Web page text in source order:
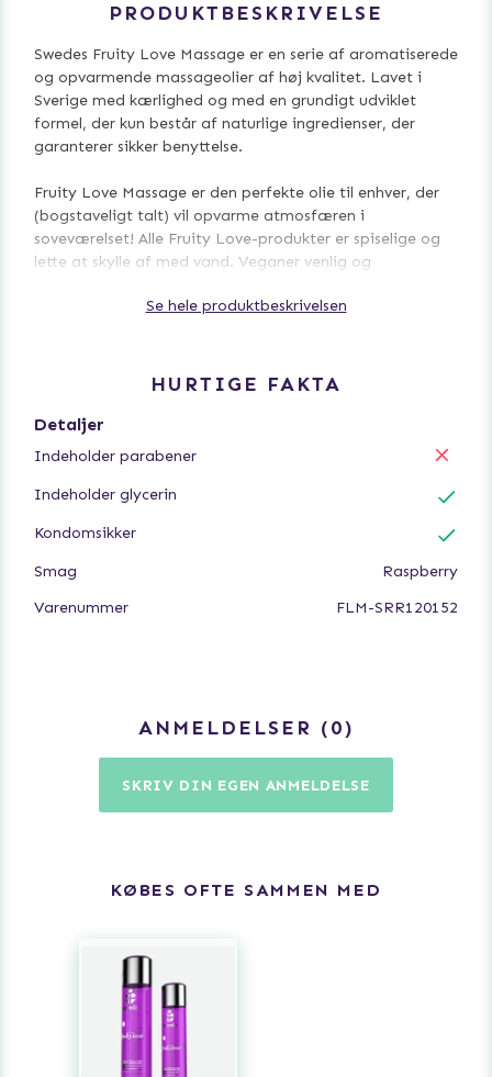
PRODUKTBESKRIVELSE
Swedes Fruity Love Massage er en serie af aromatiserede
og opvarmende massageolier af høj kvalitet. Lavet i
Sverige med kærlighed og med en grundigt udviklet
formel, der kun består af naturlige ingredienser, der
garanterer sikker benyttelse.
Fruity Love Massage er den perfekte olie til enhver, der
(bogstaveligt talt) vil opvarme atmosfæren i
soveværelset! Alle Fruity Love-produkter er spiselige og
lette at skylle af med vand. Veganer venlig og
Se hele produktbeskrivelsen
HURTIGE FAKTA
Detaljer
Indeholder parabener
Indeholder glycerin
Kondomsikker
Smag
Raspberry
Varenummer
FLM-SRR120152
ANMELDELSER 0
SKRIV DIN EGEN ANMELDELSE
KØBES OFTE SAMMEN MED